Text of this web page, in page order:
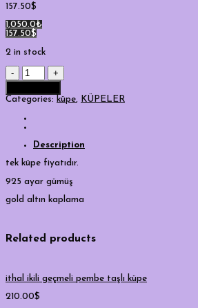
157.50$
1,050.0₺
157.50$
2 in stock
zincir
sallantılı
halka
küpe
Categories: küpe, KÜPELER
Description
tek küpe fiyatıdır.
925 ayar gümüş
gold altın kaplama
Related products
ithal ikili geçmeli pembe taşlı küpe
210.00$